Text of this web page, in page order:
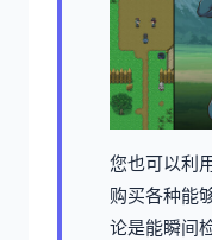
您也可以利
购买各种能
论是能瞬间